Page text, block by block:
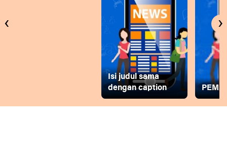
Isi judul sama
dengan caption
‹ ›